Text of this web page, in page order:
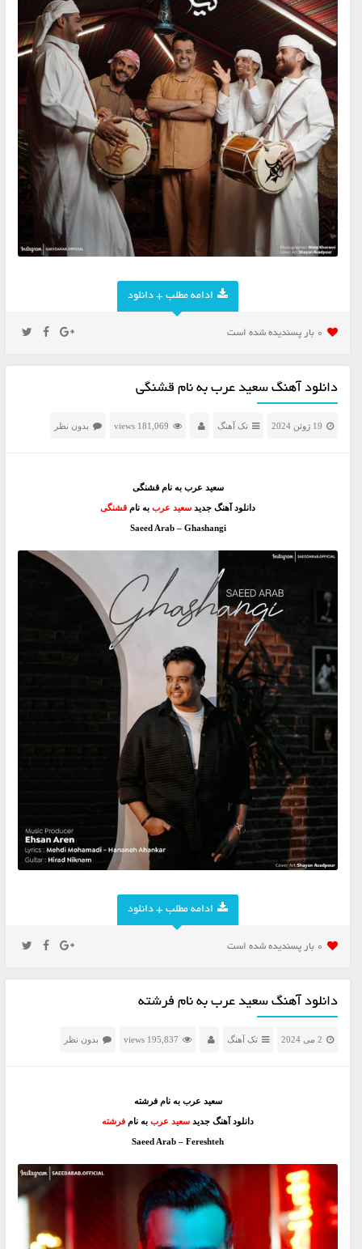
ادامه مطلب + دانلود
0 بار پسنديده شده است
دانلود آهنگ سعید عرب به نام قشنگی
19 ژوئن 2024 تک آهنگ 181,069 views بدون نظر
سعید عرب به نام قشنگی
دانلود آهنگ جدیدسعید عرببه نام قشنگی
Saeed Arab – Ghashangi
ادامه مطلب + دانلود
0 بار پسنديده شده است
دانلود آهنگ سعید عرب به نام فرشته
2 می 2024 تک آهنگ 195,837 views بدون نظر
سعید عرب به نام فرشته
دانلود آهنگ جدیدسعید عرببه نام فرشته
Saeed Arab – Fereshteh